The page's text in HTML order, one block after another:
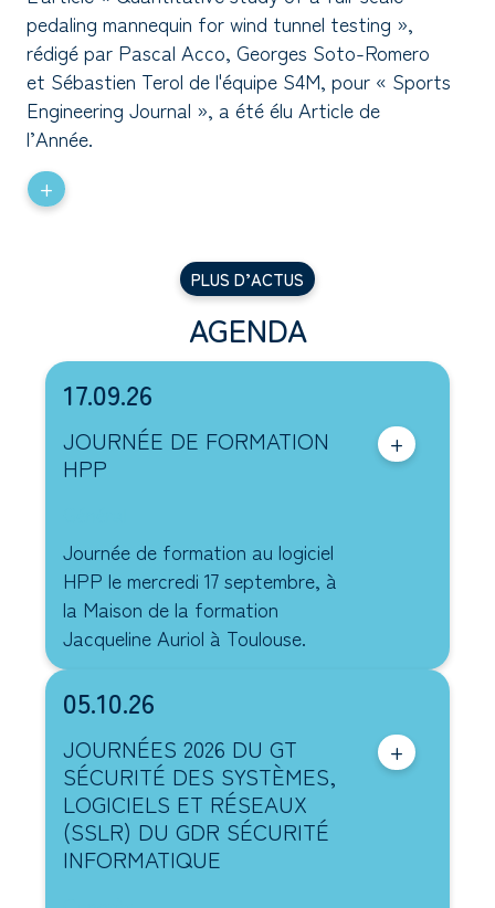
pedaling mannequin for wind tunnel testing »,
rédigé par Pascal Acco, Georges Soto-Romero
et Sébastien Terol de l'équipe S4M, pour « Sports
Engineering Journal », a été élu Article de
l’Année.
+
PLUS D’ACTUS
AGENDA
17.09.26
JOURNÉE DE FORMATION
HPP
Journée de formation au logiciel
HPP le mercredi 17 septembre, à
la Maison de la formation
Jacqueline Auriol à Toulouse.
+
05.10.26
JOURNÉES 2026 DU GT
SÉCURITÉ DES SYSTÈMES,
LOGICIELS ET RÉSEAUX
(SSLR) DU GDR SÉCURITÉ
INFORMATIQUE
+